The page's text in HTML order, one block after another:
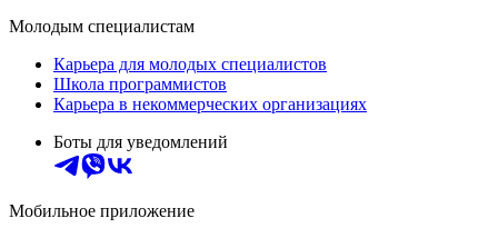
Молодым специалистам
Карьера для молодых специалистов
Школа программистов
Карьера в некоммерческих организациях
Боты для уведомлений
Мобильное приложение